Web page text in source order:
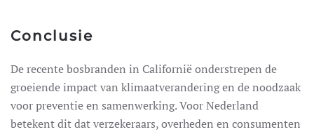
Conclusie
De recente bosbranden in Californië onderstrepen de
groeiende impact van klimaatverandering en de noodzaak
voor preventie en samenwerking. Voor Nederland
betekent dit dat verzekeraars, overheden en consumenten